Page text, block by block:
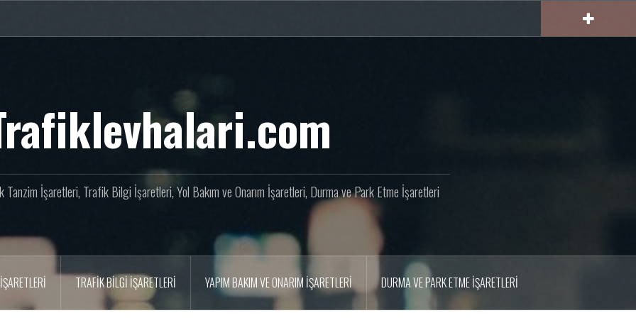
Tanzim İşaretleri, Trafik Bilgi İşaretleri, Yol Bakım ve Onarım İşaretleri, Durma ve Park Etme İşaretleri
TRAFIK BILGI İŞARETLERI YAPIM BAKIM VE ONARIM İŞARETLERI DURMA VE PARK ETME İŞARETLERI